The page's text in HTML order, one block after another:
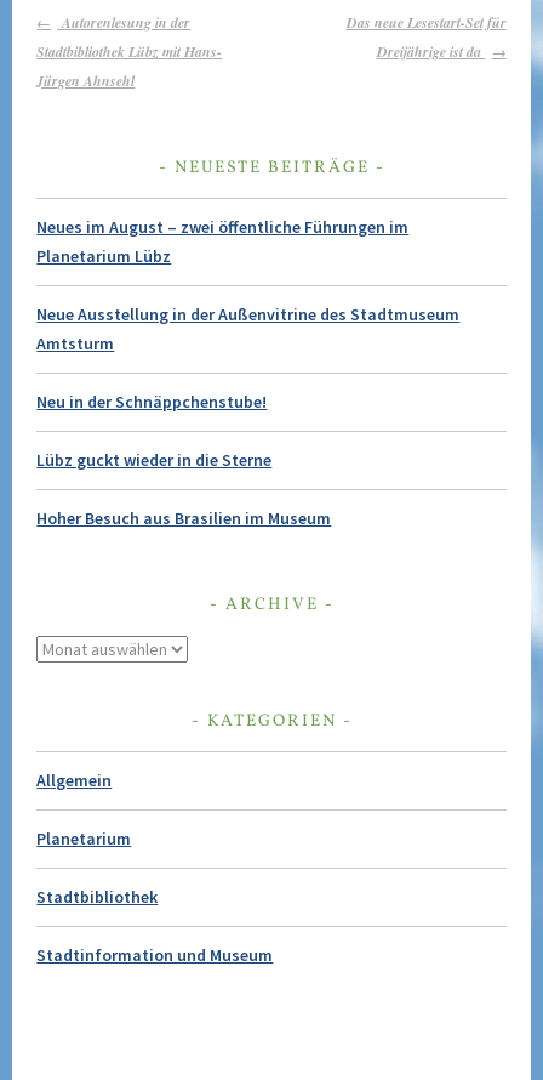
BEITRAGS-
NAVIGATION
Autorenlesung in der
Stadtbibliothek Lübz mit Hans-
Jürgen Ahnsehl
Das neue Lesestart-Set für
Dreijährige ist da
NEUESTE BEITRÄGE
Neues im August – zwei öffentliche Führungen im
Planetarium Lübz
Neue Ausstellung in der Außenvitrine des Stadtmuseum
Amtsturm
Neu in der Schnäppchenstube!
Lübz guckt wieder in die Sterne
Hoher Besuch aus Brasilien im Museum
ARCHIVE
Archive
KATEGORIEN
Allgemein
Planetarium
Stadtbibliothek
Stadtinformation und Museum